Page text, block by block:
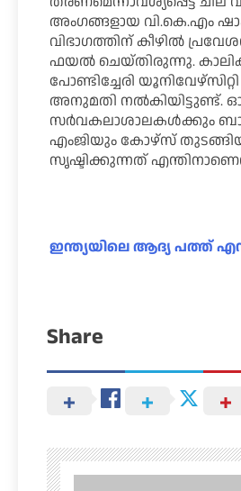
അംഗങ്ങളായ വി.കെ.എം
വിഭാഗത്തിന് കീഴിൽ
ഫയൽ ചെയ്തിരുന്നു.
പോണ്ടിച്ചേരി
അനുമതി
സർവകലാശാലകൾക്കും
എംജിയും കോഴ്സ്
സൃഷ്ടിക്കുന്നത്
ഇന്ത്യയിലെ ആദ്യ പത്ത്
Share